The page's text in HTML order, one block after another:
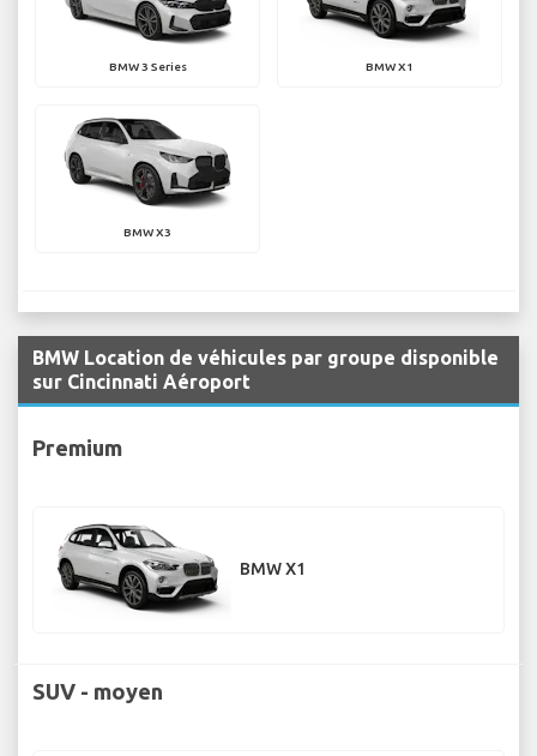
BMW 3 Series BMW X1
BMW X3
BMW Location de véhicules par groupe disponible
sur Cincinnati Aéroport
Premium
BMW X1
SUV - moyen